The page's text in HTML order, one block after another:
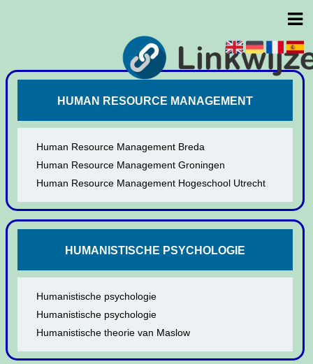
HUMAN RESOURCE MANAGEMENT
Human Resource Management Breda
Human Resource Management Groningen
Human Resource Management Hogeschool Utrecht
HUMANISTISCHE PSYCHOLOGIE
Humanistische psychologie
Humanistische psychologie
Humanistische theorie van Maslow